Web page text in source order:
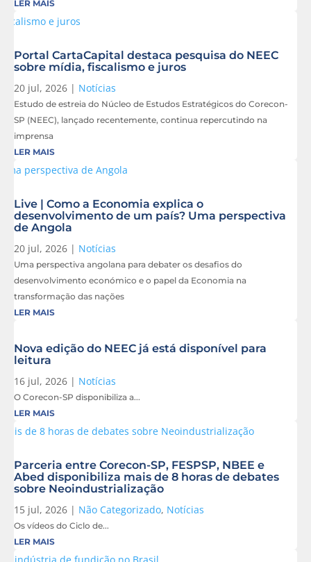
LER MAIS
Portal CartaCapital destaca pesquisa do NEEC
sobre mídia, fiscalismo e juros
20 jul, 2026 | Notícias
Estudo de estreia do Núcleo de Estudos Estratégicos do Corecon-
SP (NEEC), lançado recentemente, continua repercutindo na
imprensa
LER MAIS
Live | Como a Economia explica o
desenvolvimento de um país? Uma perspectiva
de Angola
20 jul, 2026 | Notícias
Uma perspectiva angolana para debater os desafios do
desenvolvimento económico e o papel da Economia na
transformação das nações
LER MAIS
Nova edição do NEEC já está disponível para
leitura
16 jul, 2026 | Notícias
O Corecon-SP disponibiliza a...
LER MAIS
Parceria entre Corecon-SP, FESPSP, NBEE e
Abed disponibiliza mais de 8 horas de debates
sobre Neoindustrialização
15 jul, 2026 | Não Categorizado, Notícias
Os vídeos do Ciclo de...
LER MAIS